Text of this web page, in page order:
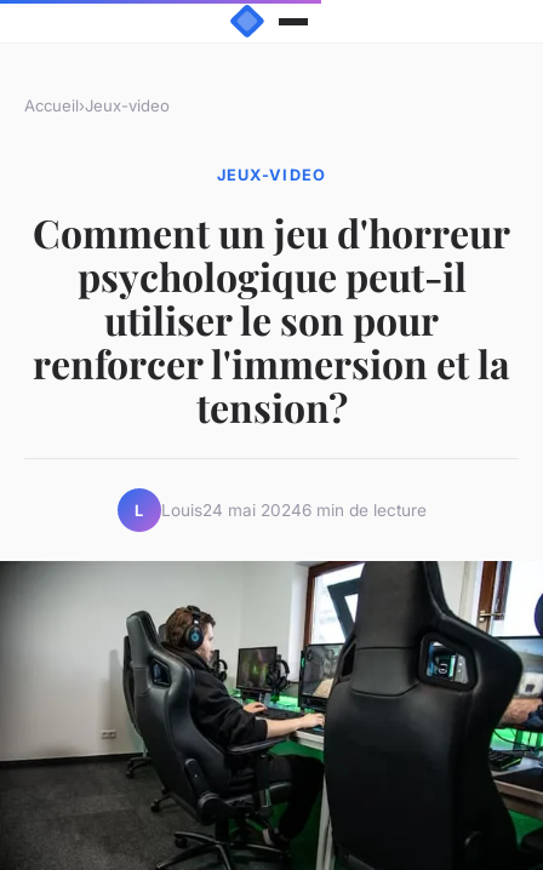
Accueil›Jeux-video
JEUX-VIDEO
Comment un jeu d'horreur
psychologique peut-il
utiliser le son pour
renforcer l'immersion et la
tension?
L Louis24 mai 20246 min de lecture